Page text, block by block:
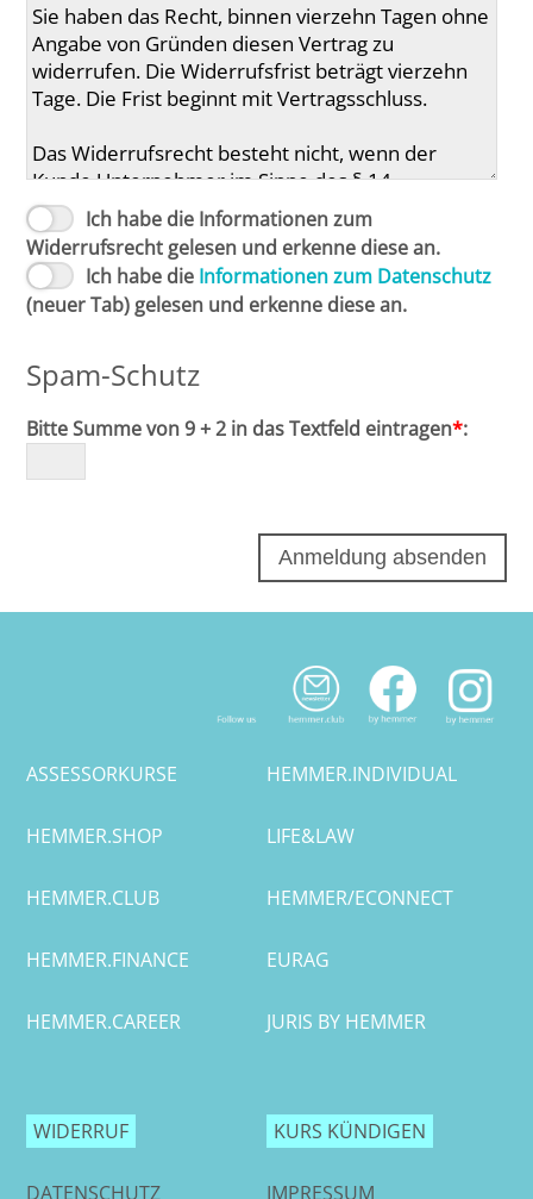
Ich habe die Informationen zum
Widerrufsrecht gelesen und erkenne diese an.
Ich habe die Informationen zum Datenschutz
(neuer Tab) gelesen und erkenne diese an.
Spam-Schutz
Bitte Summe von 9 + 2 in das Textfeld eintragen*:
ASSESSORKURSE HEMMER.INDIVIDUAL
HEMMER.SHOP LIFE&LAW
HEMMER.CLUB HEMMER/ECONNECT
HEMMER.FINANCE EURAG
HEMMER.CAREER JURIS BY HEMMER
WIDERRUF KURS KÜNDIGEN
DATENSCHUTZ IMPRESSUM
Würzburg